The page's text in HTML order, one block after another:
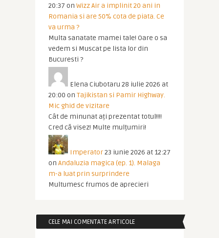
20:37 on Wizz Air a implinit 20 ani in
Romania si are 50% cota de piata. Ce
va urma ?
Multa sanatate mamei tale! Oare o sa
vedem si Muscat pe lista lor din
Bucuresti ?
Elena Ciubotaru 28 iulie 2026 at
20:00 on Tajikistan si Pamir Highway.
Mic ghid de vizitare
Cât de minunat ați prezentat totul!!!!
Cred că visez! Multe mulțumiri!
Imperator23 iunie 2026 at 12:27
on Andaluzia magica (ep. 1). Malaga
m-a luat prin surprindere
Multumesc frumos de aprecieri
CELE MAI COMENTATE ARTICOLE